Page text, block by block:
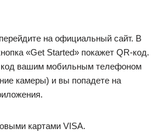
на официальный сайт. В
«Get Started» покажет QR-код.
код вашим мобильным телефоном
камеры) и вы попадете на
картами VISA.